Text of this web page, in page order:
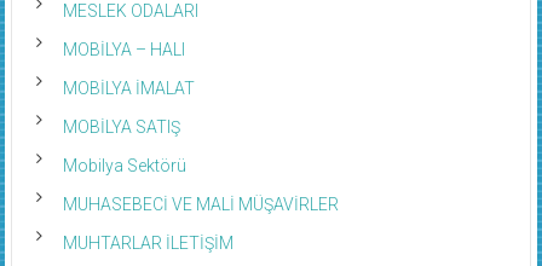
MESLEK ODALARI
MOBİLYA – HALI
MOBİLYA İMALAT
MOBİLYA SATIŞ
Mobilya Sektörü
MUHASEBECİ VE MALİ MÜŞAVİRLER
MUHTARLAR İLETİŞİM